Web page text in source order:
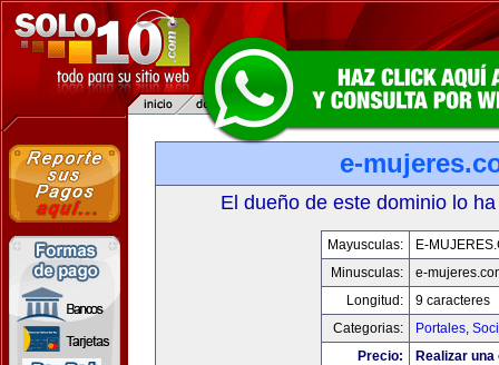
e-
El dueño de este dominio lo
Mayusculas:
E-
Minusculas:
e-
Longitud:
9 caracteres
Categorias:
Portales,
Precio:
Realizar